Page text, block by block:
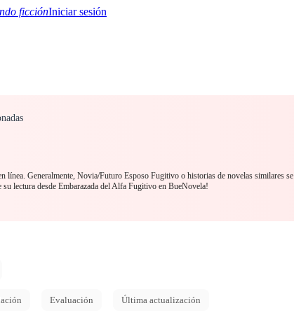
ficciónIniciar sesión
Generalmente, Novia/Futuro Esposo Fugitivo o historias de novelas similares se
lectura desde Embarazada del Alfa Fugitivo en BueNovela!
Evaluación Última actualización